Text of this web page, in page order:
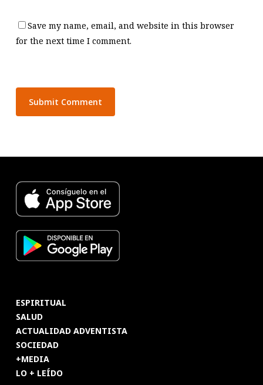
Save my name, email, and website in this browser
for the next time I comment.
ESPIRITUAL
SALUD
ACTUALIDAD ADVENTISTA
SOCIEDAD
+MEDIA
LO + LEÍDO